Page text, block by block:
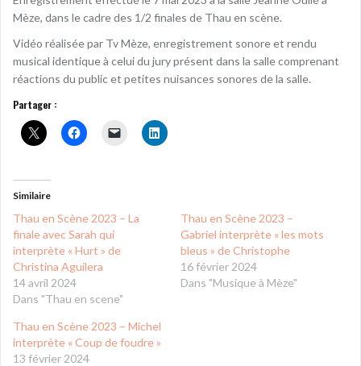
Mèze, dans le cadre des 1/2 finales de Thau en scène.
Vidéo réalisée par Tv Mèze, enregistrement sonore et rendu
musical identique à celui du jury présent dans la salle comprenant
réactions du public et petites nuisances sonores de la salle.
Partager :
Similaire
Thau en Scène 2023 – La
finale avec Sarah qui
interprète « Hurt » de
Christina Aguilera
14 avril 2024
Dans "Thau en scene"
Thau en Scène 2023 –
Gabriel interprète « les mots
bleus » de Christophe
16 février 2024
Dans "Musique à Mèze"
Thau en Scène 2023 – Michel
interprète « Coup de foudre »
13 février 2024